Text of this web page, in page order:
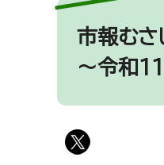
市報むさ
～令和